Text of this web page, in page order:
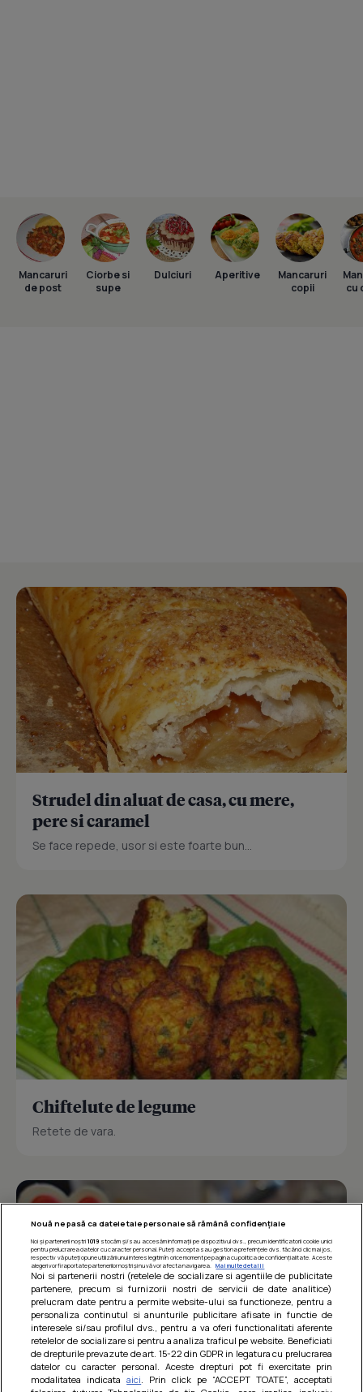
Mancaruri
de post
Ciorbe si
supe
Dulciuri Aperitive
Mancaruri
copii
cu
Strudel din aluat de casa, cu mere,
pere si caramel
Se face repede, usor si este foarte bun...
Chiftelute de legume
Retete de vara.
Nouă ne pasă ca datele tale personale să rămână confidențiale
Noi și partenerii noștri 1019stocăm și/sau accesăm informații pe dispozitivul dvs., precum identificatorii cookie unici
pentru prelucrarea datelor cu caracter personal. Puteți accepta sau gestiona preferințele dvs. făcând clic mai jos,
respectiv vă puteți opune utilizării unui interes legitim în orice moment pe pagina cu politica de confidențialitate. Aceste
alegeri vor fi raportate partenerilor noștri și nu vă vor afecta navigarea.
Mai multe detalii
Noi si partenerii nostri (retelele de socializare si agentiile de publicitate
partenere, precum si furnizorii nostri de servicii de date analitice)
prelucram date pentru a permite website-ului sa functioneze, pentru a
personaliza continutul si anunturile publicitare afisate in functie de
interesele si/sau profilul dvs., pentru a va oferi functionalitati aferente
retelelor de socializare si pentru a analiza traficul pe website. Beneficiati
de drepturile prevazute de art. 15-22 din GDPR in legatura cu prelucrarea
datelor cu caracter personal. Aceste drepturi pot fi exercitate prin
modalitatea indicataaici . Prin click pe “ACCEPT TOATE”, acceptati